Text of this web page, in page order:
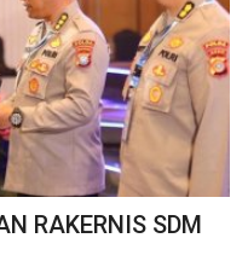
RAKERNIS SDM